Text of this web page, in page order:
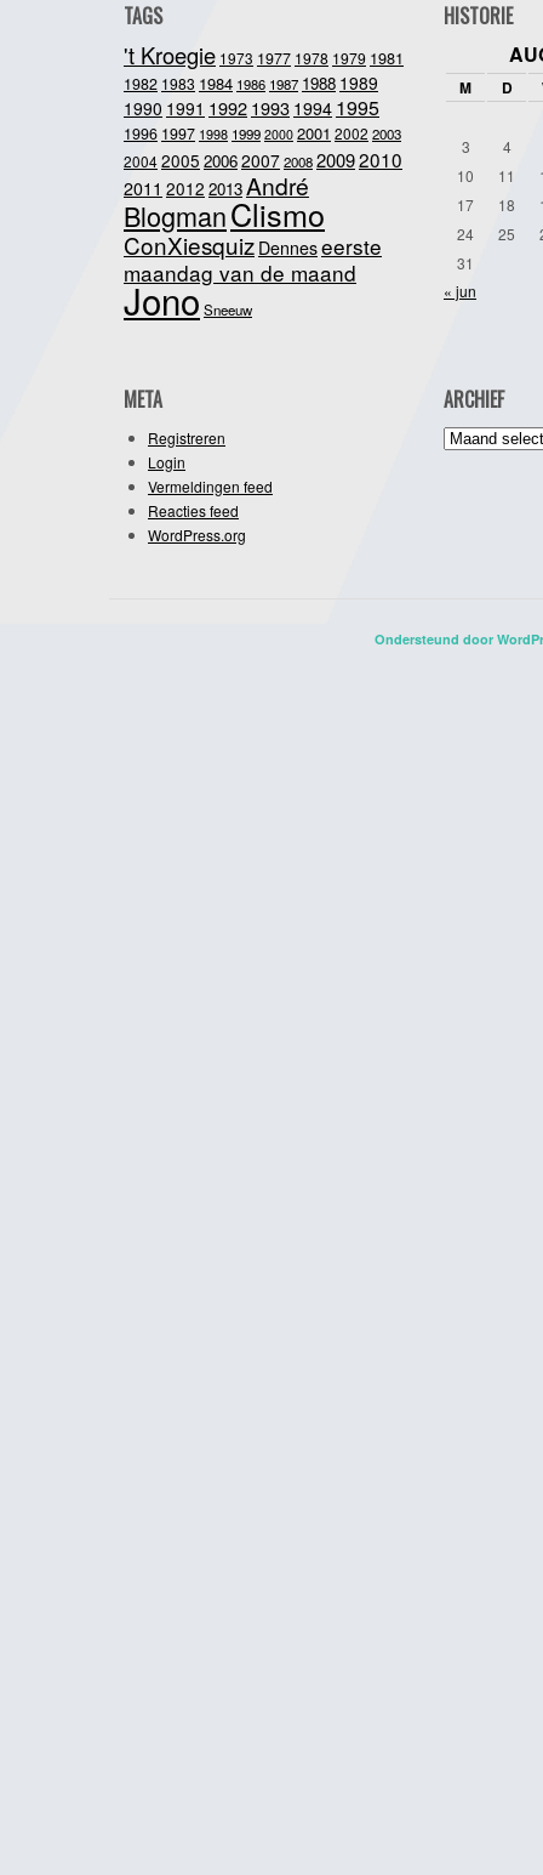
TAGS
't Kroegie 1973 1977 1978 1979 1981
1982 1983 1984 1986 1987 1988 1989
1990 1991 19921993 1994 1995
1996 1997 1998 1999 2000 2001 2002 2003
20042005 20062007200820092010
2011 2012 2013André
BlogmanClismo
ConXiesquiz Denneseerste
maandag van de maand
JonoSneeuw
HISTORIE
M D
3
4
10
11
17
18
24
25
31
« jun
META
Registreren
Login
Vermeldingen feed
Reacties feed
WordPress.org
ARCHIEF
Archief
Ondersteund door